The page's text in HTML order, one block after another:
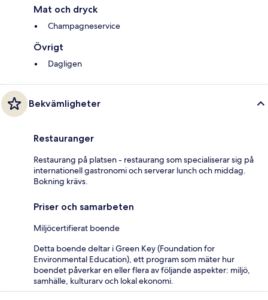
Mat och dryck
Champagneservice
Övrigt
Dagligen
Bekvämligheter
Restauranger
Restaurang på platsen - restaurang som specialiserar sig på
internationell gastronomi och serverar lunch och middag.
Bokning krävs.
Priser och samarbeten
Miljöcertifierat boende
Detta boende deltar i Green Key (Foundation for
Environmental Education), ett program som mäter hur
boendet påverkar en eller flera av följande aspekter: miljö,
samhälle, kulturarv och lokal ekonomi.